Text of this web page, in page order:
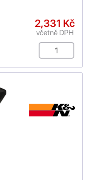
2,331 Kč
včetně DPH